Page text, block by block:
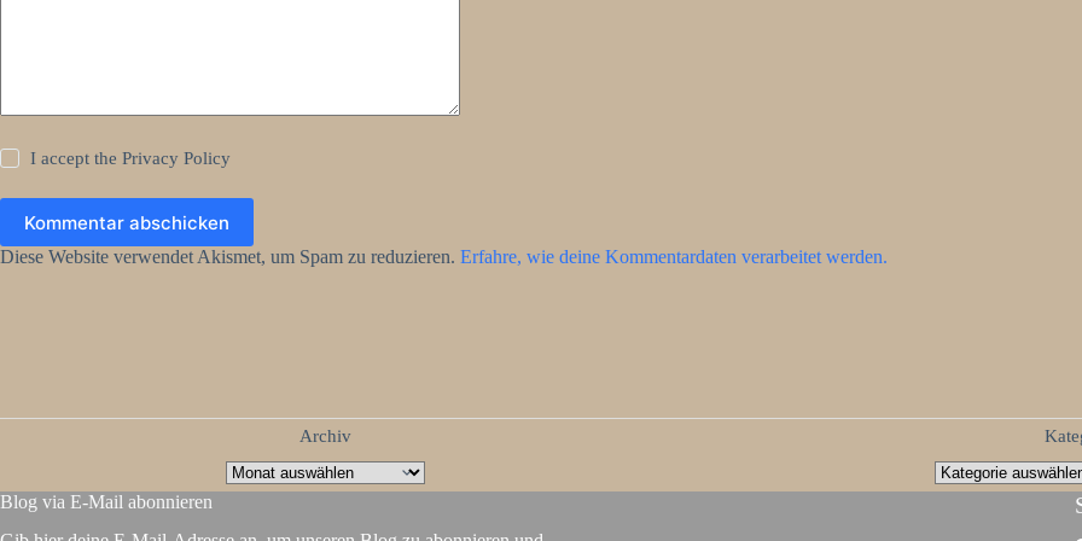
I accept thePrivacy Policy
Kommentar abschicken
Diese Website verwendet Akismet, um Spam zu reduzieren. Erfahre, wie deine Kommentardaten verarbeitet werden.
Archiv
Blog via E-Mail abonnieren